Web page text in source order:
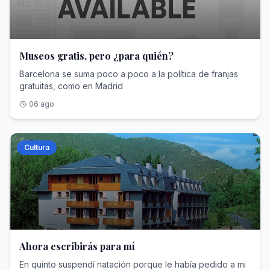
Museos gratis, pero ¿para quién?
Barcelona se suma poco a poco a la política de franjas
gratuitas, como en Madrid
06 ago
Cultura
Ahora escribirás para mí
En quinto suspendí natación porque le había pedido a mi